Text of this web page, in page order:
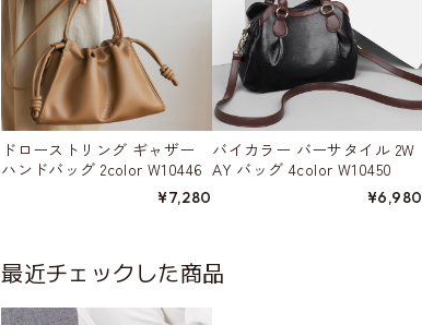
ドローストリング ギャザー
ハンドバッグ 2color W10446
¥7,280
バイカラー バーサタイル 2W
AY バッグ 4color W10450
¥6,980
最近チェックした商品